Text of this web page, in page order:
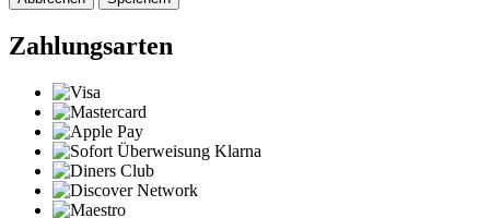
Zahlungsarten